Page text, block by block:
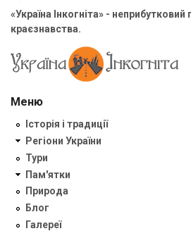
«Україна Інкогніта» - неприбутковий
краєзнавства.
Меню
Історія і традиції
Регіони України
Тури
Пам'ятки
Природа
Блог
Галереї